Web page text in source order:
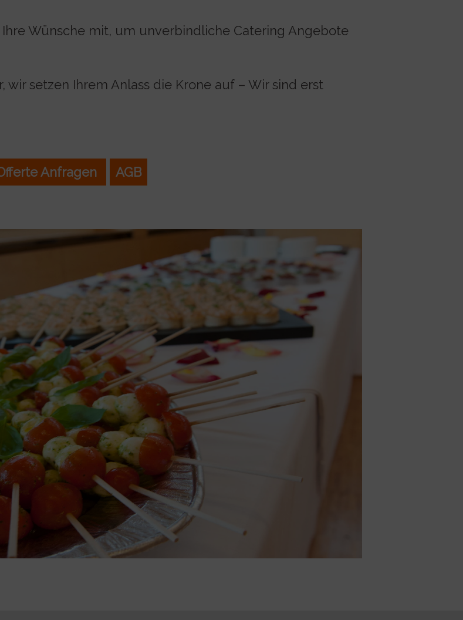
Ihre Wünsche mit, um unverbindliche Catering Angebote
setzen Ihrem Anlass die Krone auf – Wir sind erst
Anfragen AGB